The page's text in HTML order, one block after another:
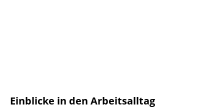
Einblicke in den Arbeitsalltag